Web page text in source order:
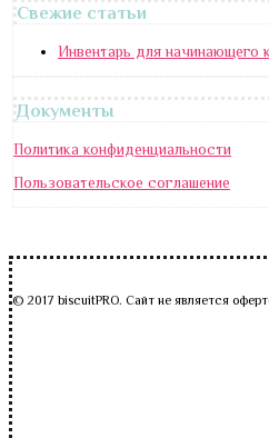
Свежие статьи
Инвентарь для начинающего
Документы
Политика конфиденциальности
Пользовательское соглашение
© 2017 biscuitPRO. Сайт не является